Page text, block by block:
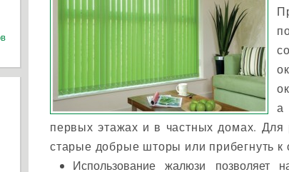
а
первых этажах и в частных домах.
старые добрые шторы или прибегнуть
Использование жалюзи позволяет